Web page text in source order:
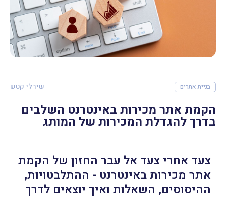
בניית אתרים שירלי קטש
הקמת אתר מכירות באינטרנט השלבים
בדרך להגדלת המכירות של המותג
צעד אחרי צעד אל עבר החזון של הקמת
אתר מכירות באינטרנט - ההתלבטויות,
ההיסוסים, השאלות ואיך יוצאים לדרך